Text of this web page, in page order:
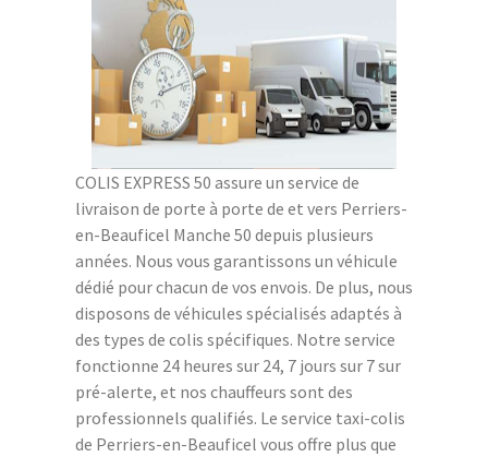
COLIS EXPRESS 50 assure un service de
livraison de porte à porte de et vers Perriers-
en-Beauficel Manche 50 depuis plusieurs
années. Nous vous garantissons un véhicule
dédié pour chacun de vos envois. De plus, nous
disposons de véhicules spécialisés adaptés à
des types de colis spécifiques. Notre service
fonctionne 24 heures sur 24, 7 jours sur 7 sur
pré-alerte, et nos chauffeurs sont des
professionnels qualifiés. Le service taxi-colis
de Perriers-en-Beauficel vous offre plus que